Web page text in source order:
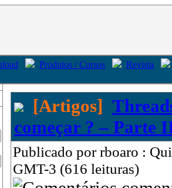
Produtos / Cursos
Revista
[Artigos]
começar ? – Parte
Publicado por rboaro :
GMT-3 (616 leituras)